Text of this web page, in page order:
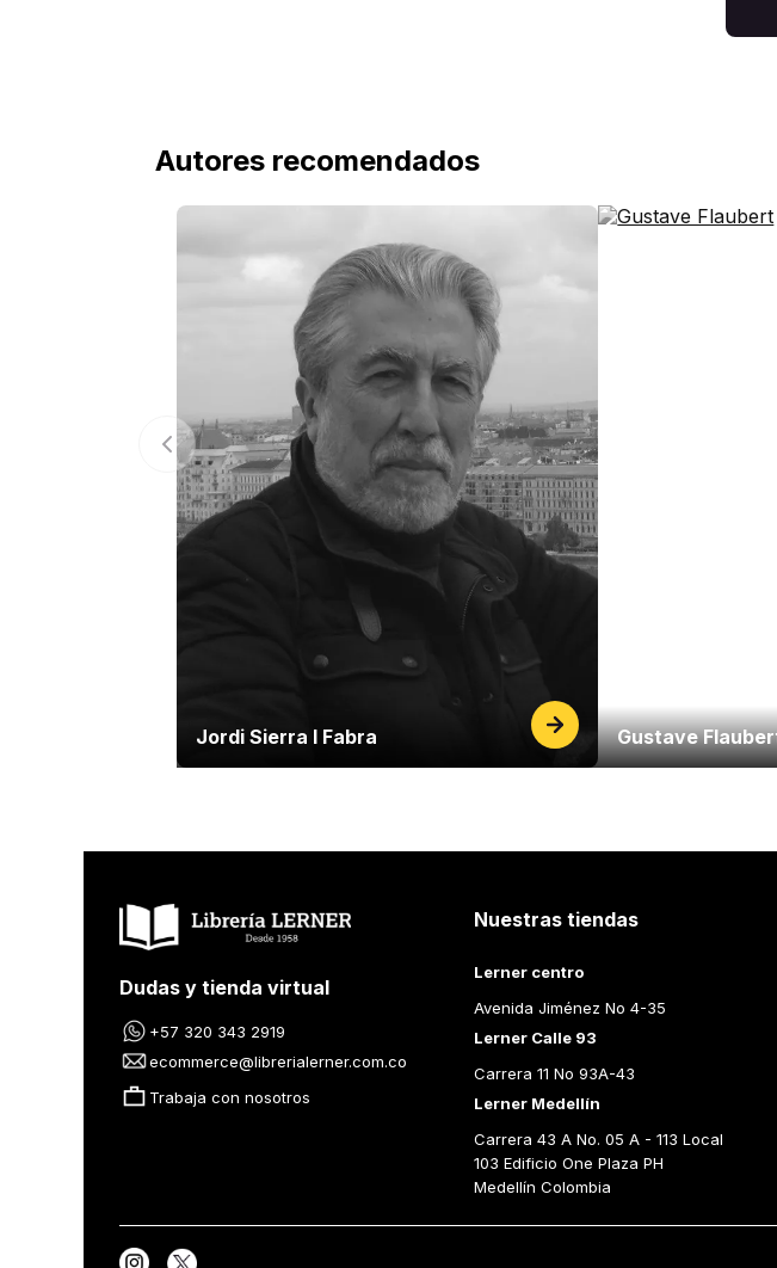
Autores recomendados
Jordi Sierra I Fabra Gustave
Dudas y tienda virtual
+57 320 343 2919
ecommerce@librerialerner.com.co
Trabaja con nosotros
Nuestras tiendas
Lerner centro
Avenida Jiménez No 4-35
Lerner Calle 93
Carrera 11 No 93A-43
Lerner Medellín
Carrera 43 A No. 05 A - 113 Local
103 Edificio One Plaza PH
Medellín Colombia